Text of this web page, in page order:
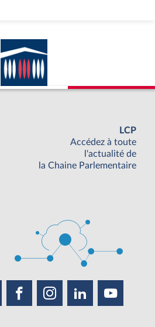
LCP
Accédez à toute
l'actualité de
la Chaine Parlementaire